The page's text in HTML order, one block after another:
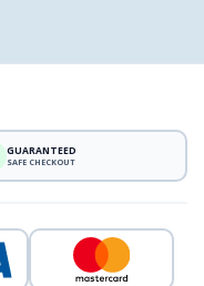
GUARANTEED
SAFE CHECKOUT